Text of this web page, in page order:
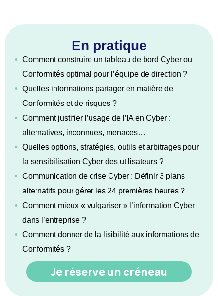
En pratique
•
Comment construire un tableau de bord Cyber ou
Conformités optimal pour l’équipe de direction ?
•
Quelles informations partager en matière de
Conformités et de risques ?
•
Comment justifier l’usage de l’IA en Cyber :
alternatives, inconnues, menaces…
•
Quelles options, stratégies, outils et arbitrages pour
la sensibilisation Cyber des utilisateurs ?
•
Communication de crise Cyber : Définir 3 plans
alternatifs pour gérer les 24 premières heures ?
•
Comment mieux « vulgariser » l’information Cyber
dans l’entreprise ?
•
Comment donner de la lisibilité aux informations de
Conformités ?
Je réserve un créneau